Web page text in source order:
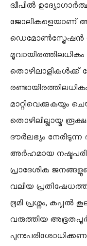
ദ്വീപിൽ
ജോലികളെയാണ്
ഡെമോൺസ്ട്രേഷൻ
തൊഴിലാളികൾക്ക്
മാറ്റിവെക്കുകയും
തൊഴിലില്ലായ്മ
ദൗർലഭ്യം
അർഹമായ
പ്രാദേശിക
വലിയ
ഭൂമി പ്രശ്നം, കപ്പൽ
വരുത്തിയ